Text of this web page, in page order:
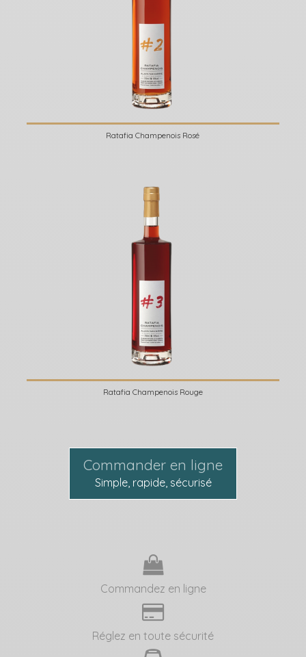
Ratafia Champenois Rosé
Ratafia Champenois Rouge
Commander en ligne
Simple, rapide, sécurisé
Commandez en ligne
Réglez en toute sécurité